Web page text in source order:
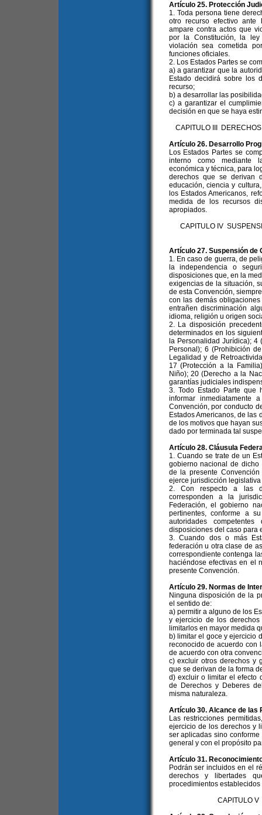
Artículo 25. Protección
1. Toda persona tiene
otro recurso efectivo ante
ampare contra actos que
por la Constitución, la
violación sea cometida
funciones oficiales.
2. Los Estados Partes se
a) a garantizar que la
Estado decidirá sobre los
recurso;
b) a desarrollar las
c) a garantizar el
decisión en que se haya
CAPITULO III
Artículo 26. Desarrollo
Los Estados Partes se
interno como mediante
económica y técnica, para
derechos que se derivan
educación, ciencia y
los Estados Americanos,
medida de los recursos
apropiados.
CAPITULO IV
Artículo 27. Suspensión de
1. En caso de guerra, de
la independencia o
disposiciones que, en la
exigencias de la situación,
de esta Convención,
con las demás
entrañen discriminación
idioma, religión u origen
2. La disposición
determinados en los
la Personalidad Jurídica);
Personal); 6 (Prohibición
Legalidad y de
17 (Protección a la
Niño); 20 (Derecho a la
garantías judiciales
3. Todo Estado Parte que
informar inmediatamente
Convención, por conducto
Estados Americanos, de
de los motivos que hayan
dado por terminada tal
Artículo 28. Cláusula
1. Cuando se trate de un
gobierno nacional de dicho
de la presente
ejerce jurisdicción
2. Con respecto a las
corresponden a la
Federación, el gobierno
pertinentes, conforme a
autoridades
disposiciones del caso para
3. Cuando dos o más
federación u otra clase de
correspondiente contenga
haciéndose efectivas en el
presente Convención.
Artículo 29. Normas de
Ninguna disposición de la
el sentido de:
a) permitir a alguno de los
y ejercicio de los
limitarlos en mayor medida
b) limitar el goce y ejercicio
reconocido de acuerdo con
de acuerdo con otra
c) excluir otros derechos y
que se derivan de la forma
d) excluir o limitar el efecto
de Derechos y Deberes
misma naturaleza.
Artículo 30. Alcance de las
Las restricciones
ejercicio de los derechos y
ser aplicadas sino
general y con el propósito
Artículo 31.
Podrán ser incluidos en el
derechos y libertades
procedimientos
CAPITULO V